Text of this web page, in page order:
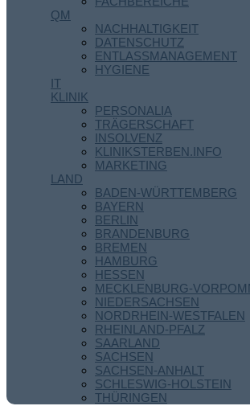
QM
NACHHALTIGKEIT
DATENSCHUTZ
ENTLASSMANAGEMENT
HYGIENE
IT
KLINIK
PERSONALIA
TRÄGERSCHAFT
INSOLVENZ
KLINIKSTERBEN.INFO
MARKETING
LAND
BADEN-WÜRTTEMBERG
BAYERN
BERLIN
BRANDENBURG
BREMEN
HAMBURG
HESSEN
MECKLENBURG-
NIEDERSACHSEN
NORDRHEIN-WESTFALEN
RHEINLAND-PFALZ
SAARLAND
SACHSEN
SACHSEN-ANHALT
SCHLESWIG-HOLSTEIN
THÜRINGEN